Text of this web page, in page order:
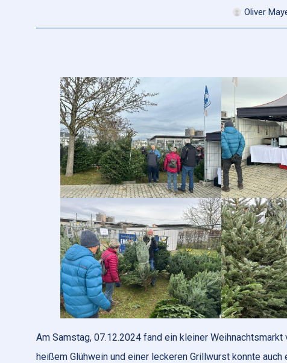
Oliver
Am Samstag, 07.12.2024 fand ein kleiner
heißem Glühwein und einer leckeren Grillwurst konnte